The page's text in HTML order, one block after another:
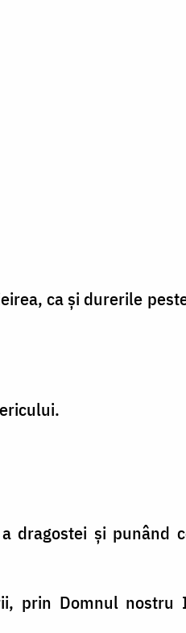
ca şi durerile
dragostei şi punând
prin Domnul nostru